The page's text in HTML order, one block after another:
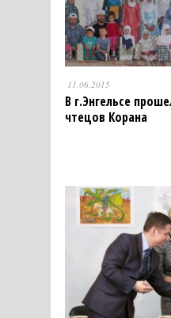
11.06.2015
В г.Энгельсе
чтецов Корана